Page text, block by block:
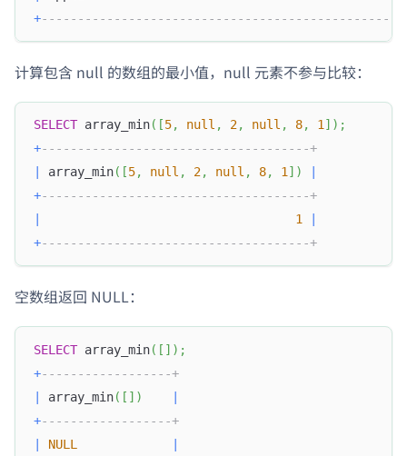
+
计算包含 null 的数组的最小值，null 元素不参与比较：
SELECT array_min( [5, null , 2, null , 8, 1] ) ;
+-------------------------------------+
array_min( [5, null , 2, null , 8, 1] )
+-------------------------------------+
1
+-------------------------------------+
空数组返回 NULL：
SELECT array_min( [ ] ) ;
+------------------+
|
array_min( [ ] )
|
+------------------+
|
NULL |